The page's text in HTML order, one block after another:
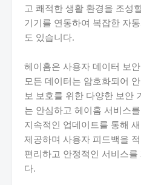
고 쾌적한 생활 환경을 조성
기기를 연동하여 복잡한 자
도 있습니다.
헤이홈은 사용자 데이터 보
모든 데이터는 암호화되어
보 보호를 위한 다양한 보안
는 안심하고 헤이홈 서비스
지속적인 업데이트를 통해
제공하며 사용자 피드백을
편리하고 안정적인 서비스
다.